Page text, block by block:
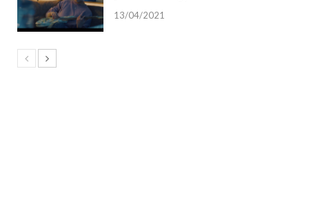
13/04/2021